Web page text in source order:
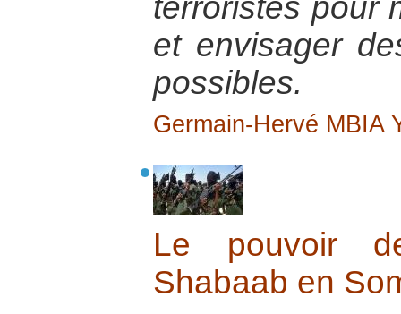
terroristes pour
et envisager
possibles.
Germain-Hervé MBIA
Le pouvoir
Shabaab en